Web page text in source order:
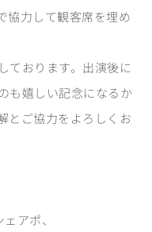
協力して観客席を埋め
ております。出演後に
も嬉しい記念になるか
とご協力をよろしくお
アポ、